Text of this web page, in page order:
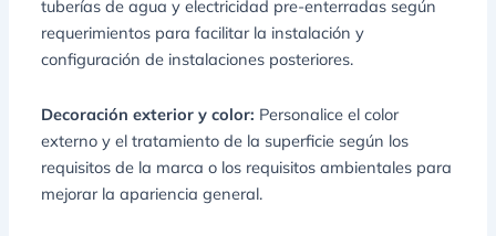
tuberías de agua y electricidad pre-enterradas según
requerimientos para facilitar la instalación y
configuración de instalaciones posteriores.
Decoración exterior y color: Personalice el color
externo y el tratamiento de la superficie según los
requisitos de la marca o los requisitos ambientales para
mejorar la apariencia general.